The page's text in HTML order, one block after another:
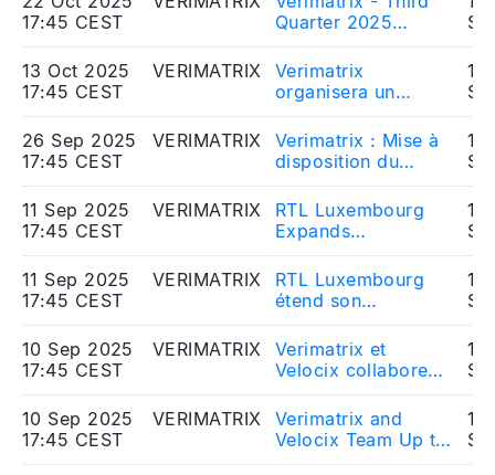
mobiles) à
Guardsquare
17:45 CEST
Quarter 2025
13 Oct 2025
17:45 CEST
VERIMATRIX
Verimatrix
organisera un
cadre de la
publication du
chiffre d’affaires du
l’exercice 2025
26 Sep 2025
17:45 CEST
VERIMATRIX
Verimatrix : Mise à
disposition du
semestriel 2025
11 Sep 2025
17:45 CEST
VERIMATRIX
RTL Luxembourg
Expands
Verimatrix
Technologies to
Piracy
11 Sep 2025
17:45 CEST
VERIMATRIX
RTL Luxembourg
étend son
technologies
Verimatrix afin de
compétitions
automobiles
10 Sep 2025
17:45 CEST
VERIMATRIX
Verimatrix et
Velocix collaborent
piratage de CDN
10 Sep 2025
17:45 CEST
VERIMATRIX
Verimatrix and
Velocix Team Up to